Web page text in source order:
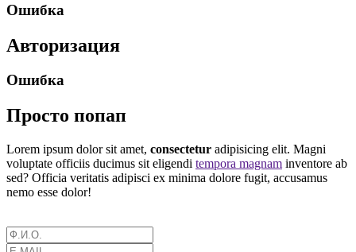
Ошибка
Авторизация
Ошибка
Просто попап
Lorem ipsum dolor sit amet, consectetur adipisicing elit. Magni
voluptate officiis ducimus sit eligendi tempora magnam inventore ab
sed? Officia veritatis adipisci ex minima dolore fugit, accusamus
nemo esse dolor!